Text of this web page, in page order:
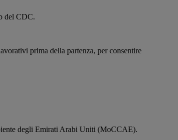
del CDC.
prima della partenza, per consentire
degli Emirati Arabi Uniti (MoCCAE).